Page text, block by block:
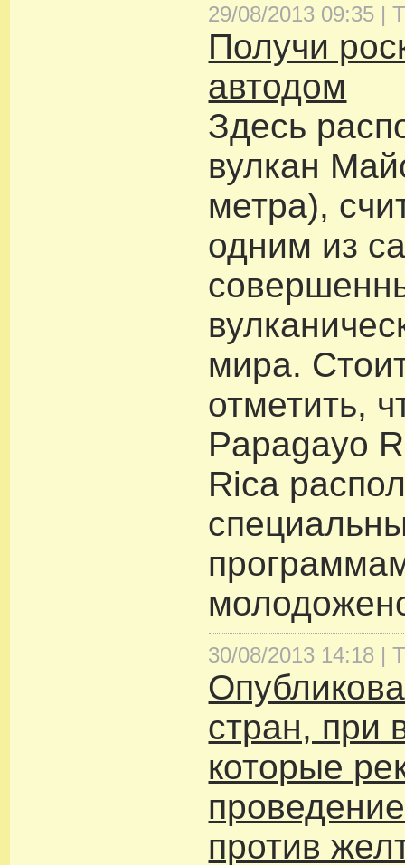
29/08/2013 09:35 |
Получи
автодом
Здесь
вулкан
метра),
одним из
мира.
отметить,
Papagayo
Rica
30/08/2013 14:18 |
стран, при
которые
против